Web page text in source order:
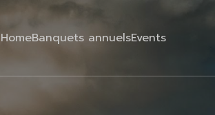
HomeBanquets annuelsEvents